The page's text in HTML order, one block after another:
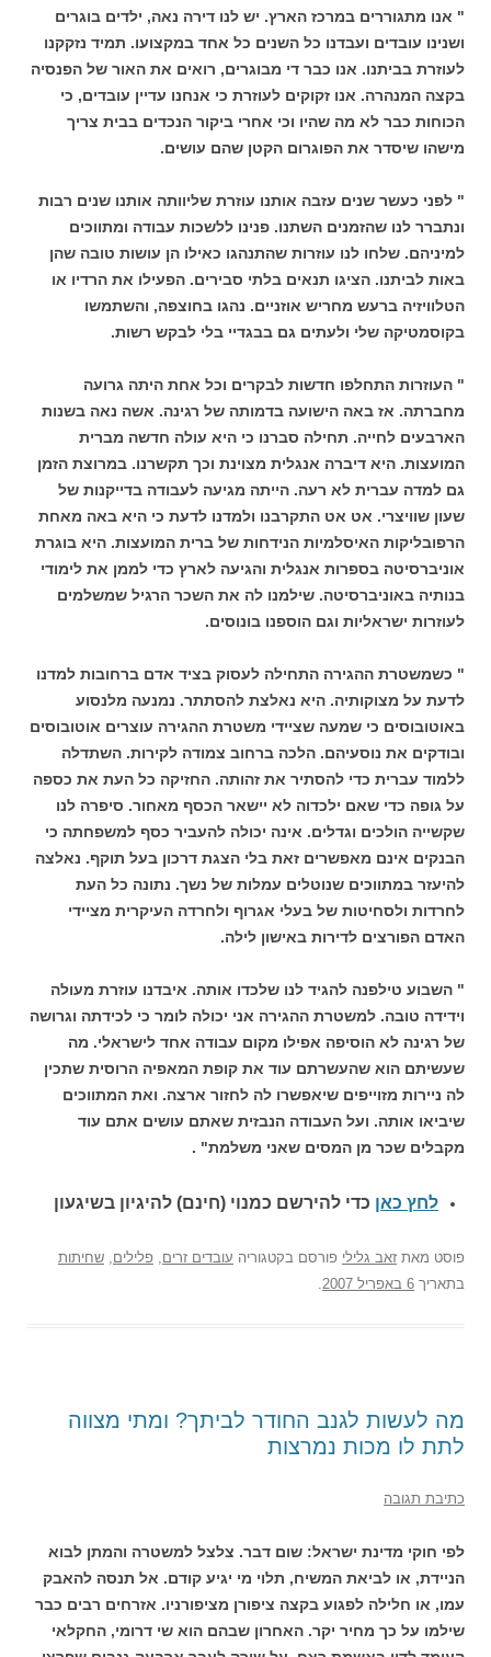
" אנו מתגוררים במרכז הארץ. יש לנו דירה נאה, ילדים בוגרים
ושנינו עובדים ועבדנו כל השנים כל אחד במקצועו. תמיד נזקקנו
לעוזרת בביתנו. אנו כבר די מבוגרים, רואים את האור של הפנסיה
בקצה המנהרה. אנו זקוקים לעוזרת כי אנחנו עדיין עובדים, כי
הכוחות כבר לא מה שהיו וכי אחרי ביקור הנכדים בבית צריך
מישהו שיסדר את הפוגרום הקטן שהם עושים.
" לפני כעשר שנים עזבה אותנו עוזרת שליוותה אותנו שנים רבות
ונתברר לנו שהזמנים השתנו. פנינו ללשכות עבודה ומתווכים
למיניהם. שלחו לנו עוזרות שהתנהגו כאילו הן עושות טובה שהן
באות לביתנו. הציגו תנאים בלתי סבירים. הפעילו את הרדיו או
הטלוויזיה ברעש מחריש אוזניים. נהגו בחוצפה, והשתמשו
בקוסמטיקה שלי ולעתים גם בבגדיי בלי לבקש רשות.
" העוזרות התחלפו חדשות לבקרים וכל אחת היתה גרועה
מחברתה. אז באה הישועה בדמותה של רגינה. אשה נאה בשנות
הארבעים לחייה. תחילה סברנו כי היא עולה חדשה מברית
המועצות. היא דיברה אנגלית מצוינת וכך תקשרנו. במרוצת הזמן
גם למדה עברית לא רעה. הייתה מגיעה לעבודה בדייקנות של
שעון שוויצרי. אט אט התקרבנו ולמדנו לדעת כי היא באה מאחת
הרפובליקות האיסלמיות הנידחות של ברית המועצות. היא בוגרת
אוניברסיטה בספרות אנגלית והגיעה לארץ כדי לממן את לימודי
בנותיה באוניברסיטה. שילמנו לה את השכר הרגיל שמשלמים
לעוזרות ישראליות וגם הוספנו בונוסים.
" כשמשטרת ההגירה התחילה לעסוק בציד אדם ברחובות למדנו
לדעת על מצוקותיה. היא נאלצת להסתתר. נמנעה מלנסוע
באוטובוסים כי שמעה שציידי משטרת ההגירה עוצרים אוטובוסים
ובודקים את נוסעיהם. הלכה ברחוב צמודה לקירות. השתדלה
ללמוד עברית כדי להסתיר את זהותה. החזיקה כל העת את כספה
על גופה כדי שאם ילכדוה לא יישאר הכסף מאחור. סיפרה לנו
שקשייה הולכים וגדלים. אינה יכולה להעביר כסף למשפחתה כי
הבנקים אינם מאפשרים זאת בלי הצגת דרכון בעל תוקף. נאלצה
להיעזר במתווכים שנוטלים עמלות של נשך. נתונה כל העת
לחרדות ולסחיטות של בעלי אגרוף ולחרדה העיקרית מציידי
האדם הפורצים לדירות באישון לילה.
" השבוע טילפנה להגיד לנו שלכדו אותה. איבדנו עוזרת מעולה
וידידה טובה. למשטרת ההגירה אני יכולה לומר כי לכידתה וגרושה
של רגינה לא הוסיפה אפילו מקום עבודה אחד לישראלי. מה
שעשיתם הוא שהעשרתם עוד את קופת המאפיה הרוסית שתכין
לה ניירות מזוייפים שיאפשרו לה לחזור ארצה. ואת המתווכים
שיביאו אותה. ועל העבודה הנבזית שאתם עושים אתם עוד
מקבלים שכר מן המסים שאני משלמת" .
לחץ כאן כדי להירשם כמנוי (חינם) להיגיון בשיגעון
פוסט מאת זאב גלילי פורסם בקטגוריה עובדים זרים פלילים שחיתות
בתאריך 6 באפריל 2007
מה לעשות לגנב החודר לביתך? ומתי מצווה
לתת לו מכות נמרצות
כתיבת תגובה
לפי חוקי מדינת ישראל: שום דבר. צלצל למשטרה והמתן לבוא
הניידת, או לביאת המשיח, תלוי מי יגיע קודם. אל תנסה להאבק
עמו, או חלילה לפגוע בקצה ציפורן מציפורניו. אזרחים רבים כבר
שילמו על כך מחיר יקר. האחרון שבהם הוא שי דרומי, החקלאי